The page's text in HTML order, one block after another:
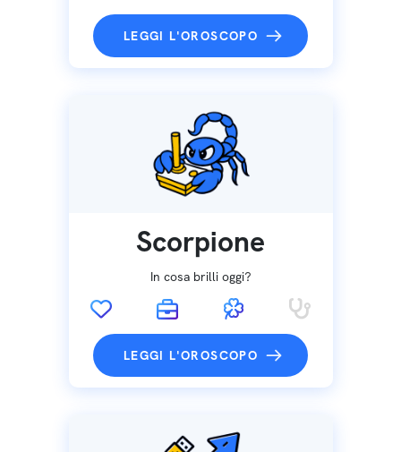
LEGGI L'OROSCOPO
Scorpione
In cosa brilli oggi?
LEGGI L'OROSCOPO